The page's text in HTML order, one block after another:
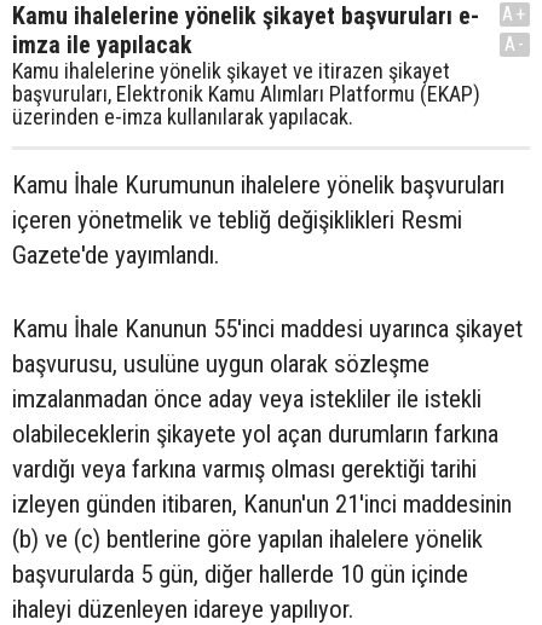
Kamu ihalelerine yönelik şikayet başvuruları e-
imza ile yapılacak
Kamu ihalelerine yönelik şikayet ve itirazen şikayet
başvuruları, Elektronik Kamu Alımları Platformu (EKAP)
üzerinden e-imza kullanılarak yapılacak.
A+
A-
Kamu İhale Kurumunun ihalelere yönelik başvuruları
içeren yönetmelik ve tebliğ değişiklikleri Resmi
Gazete'de yayımlandı.
Kamu İhale Kanunun 55'inci maddesi uyarınca şikayet
başvurusu, usulüne uygun olarak sözleşme
imzalanmadan önce aday veya istekliler ile istekli
olabileceklerin şikayete yol açan durumların farkına
vardığı veya farkına varmış olması gerektiği tarihi
izleyen günden itibaren, Kanun'un 21'inci maddesinin
(b) ve (c) bentlerine göre yapılan ihalelere yönelik
başvurularda 5 gün, diğer hallerde 10 gün içinde
ihaleyi düzenleyen idareye yapılıyor.